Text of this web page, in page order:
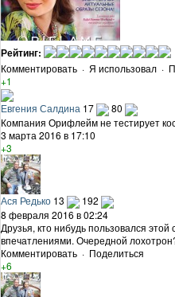
Рейтинг:
Комментировать · Я использовал ·
+1
Евгения Салдина 17
80
Компания Орифлейм не тестирует
3 марта 2016 в 17:10
+3
Ася Редько 13
192
8 февраля 2016 в 02:24
Друзья, кто нибудь пользовался
впечатлениями. Очередной
Комментировать · Поделиться
+6